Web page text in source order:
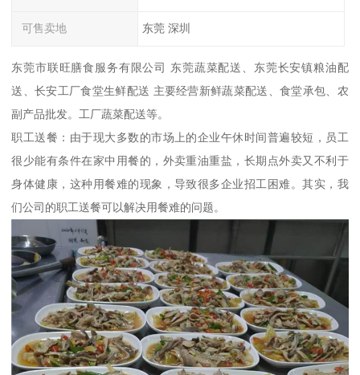
可售卖地 东莞 深圳
东莞市联旺膳食服务有限公司 东莞蔬菜配送、东莞长安镇粮油配
送、长安工厂食堂生鲜配送 主要经营新鲜蔬菜配送、食堂承包、农
副产品批发。工厂蔬菜配送等。
职工送餐：由于现大多数的市场上的企业午休时间普遍较短，员工
很少能有条件在家中用餐的，外卖重油重盐，长期点外卖又不利于
身体健康，这种用餐难的现象，导致很多企业招工困难。其实，我
们公司的职工送餐可以解决用餐难的问题。